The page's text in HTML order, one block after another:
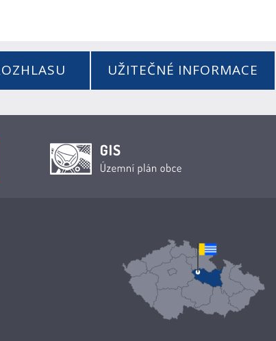
UŽITEČNÉ INFORMACE